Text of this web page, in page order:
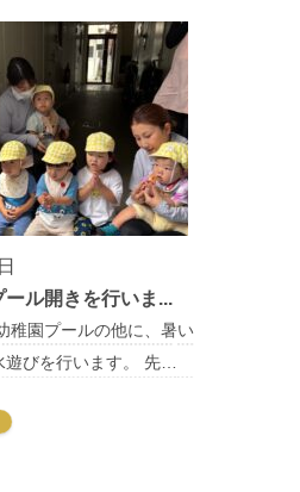
ル開きを行いま...
稚園プールの他に、暑い
遊びを行います。 先…